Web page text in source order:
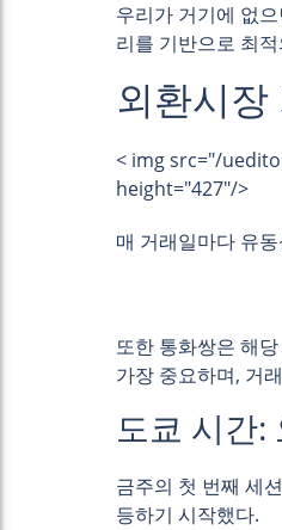
우리가 거기에 없
리를 기반으로 최
외환시
< img src="/
height="427"/>
매 거래일마다 유
또한 통화쌍은 해
가장 중요하며, 거
도쿄 시간:
금주의 첫 번째 세
등하기 시작했다.